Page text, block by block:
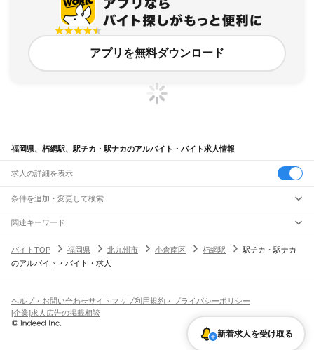
アプリを無料ダウンロード
福岡県、朽網駅、駅チカ・駅ナカのアルバイト・バイト求人情報
求人の詳細を表示
条件を追加・変更して検索
市区町村を追加・変更
福岡県すべて
北九州市 すべて
東区博多区中央区南区西区城南区早良区
大牟田市 八女市
宗像市太宰府市古賀市福津市
那珂川市
駅を追加・変更
JR博多南線
博多駅博多南駅
九州工大前駅
職種を追加・変更
飲食・フードサービスすべて
ホールスタッフキッチンスタッフ
パン屋（ベーカリー）
バー（BAR）・バーテンダー
飲食店（店長・マネージャー）
人気
日払いOK高校生歓迎 髪型・髪色自由
留学生・外国人活躍中
雇用形態を追加・変更
関連キーワード
バイトTOP
福岡県 北九州市 小倉南区 朽網駅
駅チカ・駅ナカ
のアルバイト・バイト・求人
新着求人を受け取る
ヘルプ・お問い合わせサイトマップ利用規約・プライバシーポリシー
[企業]求人広告の掲載相談